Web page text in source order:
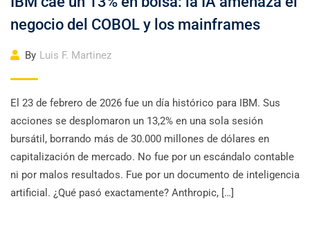
negocio del COBOL y los mainframes
By Luis F. Martinez
El 23 de febrero de 2026 fue un día histórico para IBM. Sus
acciones se desplomaron un 13,2% en una sola sesión
bursátil, borrando más de 30.000 millones de dólares en
capitalización de mercado. No fue por un escándalo contable
ni por malos resultados. Fue por un documento de inteligencia
artificial. ¿Qué pasó exactamente? Anthropic, […]